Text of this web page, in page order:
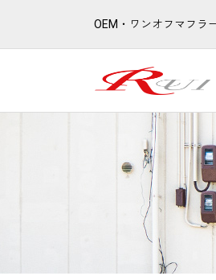
OEM・ワンオフマフラ